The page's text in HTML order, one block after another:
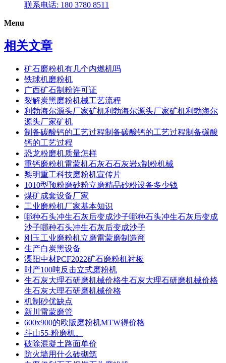
联系电话: 180 3780 8511
Menu
相关文章
矿石磨粉机有几个内燃机吗
铁球机磨粉机
广西矿石制粉许可证
裂解炭黑磨粉机械工艺流程
利勃海尔源头厂家矿机利勃海尔源头厂家矿机利勃海尔
源头厂家矿机
制备碳酸钙的工艺过程制备碳酸钙的工艺过程制备碳酸
钙的工艺过程
恐龙粉磨机质量怎样
重钙磨粉机雷蒙机石灰石石灰岩x制粉机械
黎明重工科技磨粉机宣传片
1010型预粉磨砂粉立磨精品砂粉设备多少钱
煤矿成套设备厂家
工业磨粉机厂家基本知识
哪种石头冲生石灰后变成沙子哪种石头冲生石灰后变成
沙子哪种石头冲生石灰后变成沙子
刚玉工业磨粉机立磨雷蒙磨制造商
生产白炭黑设备
溧阳中材PCF2022矿石磨粉机衬板
时产100吨反击立式磨粉机
生石灰大理石研磨机械价格生石灰大理石研磨机械价格
生石灰大理石研磨机械价格
机制砂优缺点
新川雷蒙磨管
600x900的欧版磨粉机MTW得价格
斗山55-粉磨机。
破除混凝土路面单价
防火墙用什么砖砌筑